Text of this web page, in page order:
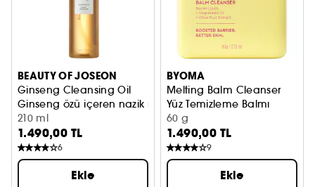
BEAUTY OF JOSEON
Ginseng Cleansing Oil
Ginseng özü içeren nazik makyaj temizleyici
210 ml
1.490,00 TL
6
Ekle
BYOMA
Melting Balm Cleanser
Yüz Temizleme Balmı
60 g
1.490,00 TL
9
Ekle